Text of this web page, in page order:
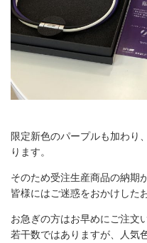
限定新色のパープルも加わり
ります。
そのため受注生産商品の納期
皆様にはご迷惑をおかけした
お急ぎの方はお早めにご注文
若干数ではありますが、人気